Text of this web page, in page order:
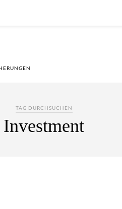
TAG DURCHSUCHEN
Investment